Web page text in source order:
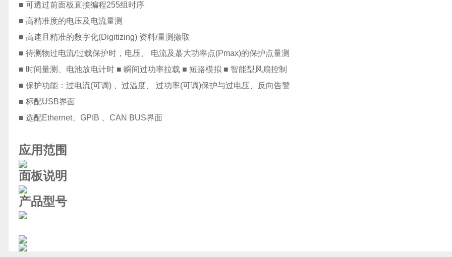
■ 可透过前面板直接编程255组时序
■ 高精准度的电压及电流量测
■ 高速且精准的数字化(Digitizing) 资料/量测撷取
■ 待测物过电流/过载保护时，电压、 电流及蕞大功率点(Pmax)的保护点量测
■ 时间量测、电池放电计时 ■ 瞬间过功率拉载 ■ 短路模拟 ■ 智能型风扇控制
■ 保护功能：过电流(可调) 、过温度、 过功率(可调)保护与过电压、反向告警
■ 标配USB界面
■ 选配Ethernet、GPIB 、CAN BUS界面
应用范围
面板说明
产品型号